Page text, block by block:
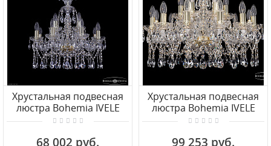
Хрустальная подвесная
люстра Bohemia IVELE
Crystal 1413/8+4/200/XL-
68 002 руб.
Хрустальная подвесная
люстра Bohemia IVELE
Crystal 1413/12+6/220/G
99 253 руб.